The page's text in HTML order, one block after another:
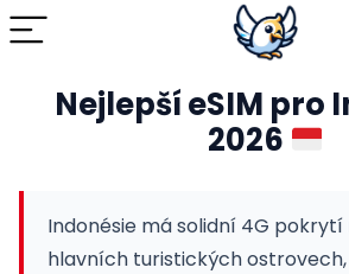
Nejlepší eSIM pro
2026
Indonésie má solidní 4G pokrytí
hlavních turistických